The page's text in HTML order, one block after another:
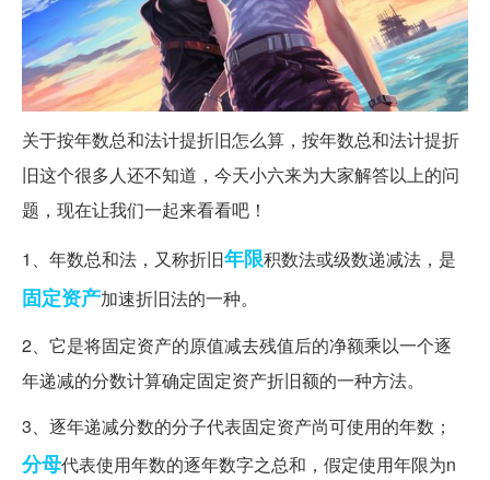
关于按年数总和法计提折旧怎么算，按年数总和法计提折
旧这个很多人还不知道，今天小六来为大家解答以上的问
题，现在让我们一起来看看吧！
1、年数总和法，又称折旧年限积数法或级数递减法，是
固定资产加速折旧法的一种。
2、它是将固定资产的原值减去残值后的净额乘以一个逐
年递减的分数计算确定固定资产折旧额的一种方法。
3、逐年递减分数的分子代表固定资产尚可使用的年数；
分母代表使用年数的逐年数字之总和，假定使用年限为n